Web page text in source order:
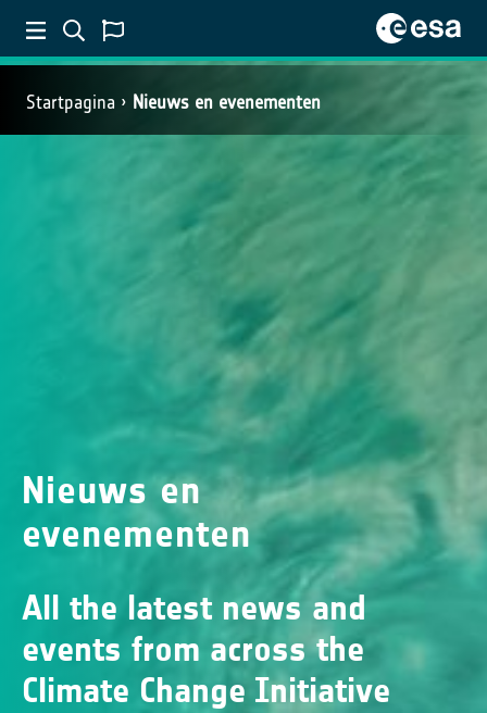
Startpagina Nieuws en evenementen
Nieuws en
evenementen
All the latest news and
events from across the
Climate Change Initiative